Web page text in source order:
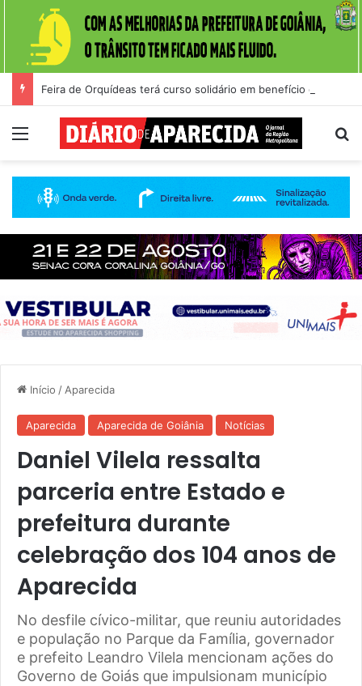
Menu
Início / Aparecida
Aparecida Aparecida de Goiânia Notícias
Daniel Vilela ressalta
parceria entre Estado e
prefeitura durante
celebração dos 104 anos de
Aparecida
No desfile cívico-militar, que reuniu autoridades
e população no Parque da Família, governador
e prefeito Leandro Vilela mencionam ações do
Governo de Goiás que impulsionam município